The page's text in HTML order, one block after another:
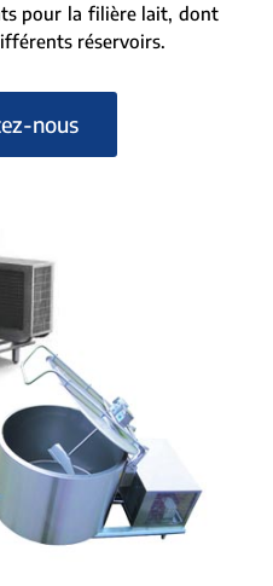
pour la filière lait, dont
réservoirs.
nous